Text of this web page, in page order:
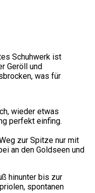
Schuhwerk ist
Geröll und
was für
wieder etwas
perfekt einfing.
zur Spitze nur mit
an den Goldseen und
hinunter bis zur
spontanen